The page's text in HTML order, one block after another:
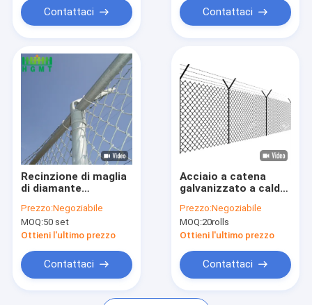
Prodotti
Spettacolo VR
Su di noi
Visita alla fabbrica
Contattaci
Notizie
Contattaci Contattaci
Recinzione di maglia
di diamante
Recinzione di maglia
di maglia di diamante
saldata Recinzione di
aziende agricole
Prezzo:Negoziabile
MOQ:50 set
Ottieni l'ultimo prezzo
Contattaci
Acciaio a catena
galvanizzato a caldo
catena di legame di
recinzione per sliver
Prezzo:Negoziabile
MOQ:20rolls
Ottieni l'ultimo prezzo
Contattaci